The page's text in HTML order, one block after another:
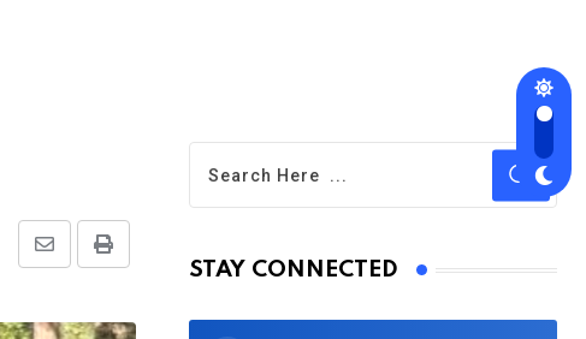
Print
Share
Email
STAY CONNECTED